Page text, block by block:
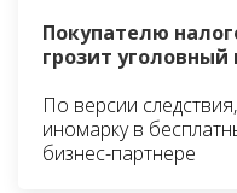
Покупателю
грозит
По версии
иномарку в
бизнес-партнере